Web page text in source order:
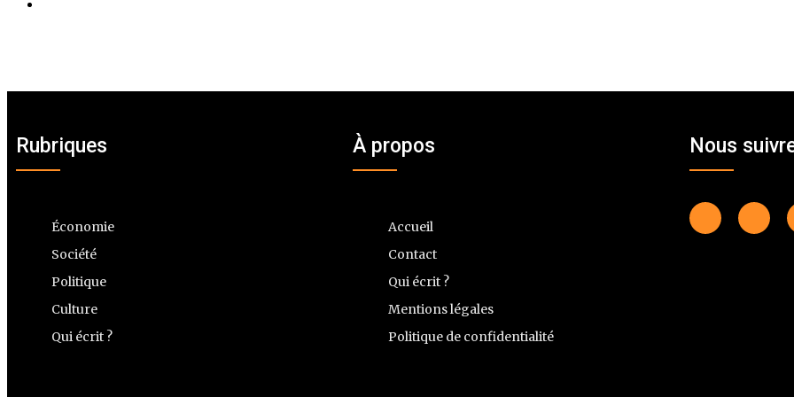
Rubriques
Économie
Société
Politique
Culture
Qui écrit ?
À propos
Accueil
Contact
Qui écrit ?
Mentions légales
Politique de confidentialité
Nous